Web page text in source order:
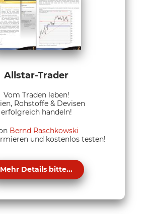
Allstar-Trader
Vom Traden leben!
Rohstoffe & Devisen
erfolgreich handeln!
Bernd Raschkowski
und kostenlos testen!
Mehr Details bitte...